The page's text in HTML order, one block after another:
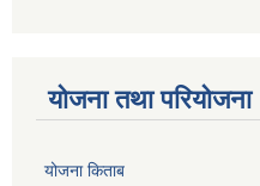
योजना तथा परियोजना
योजना किताब